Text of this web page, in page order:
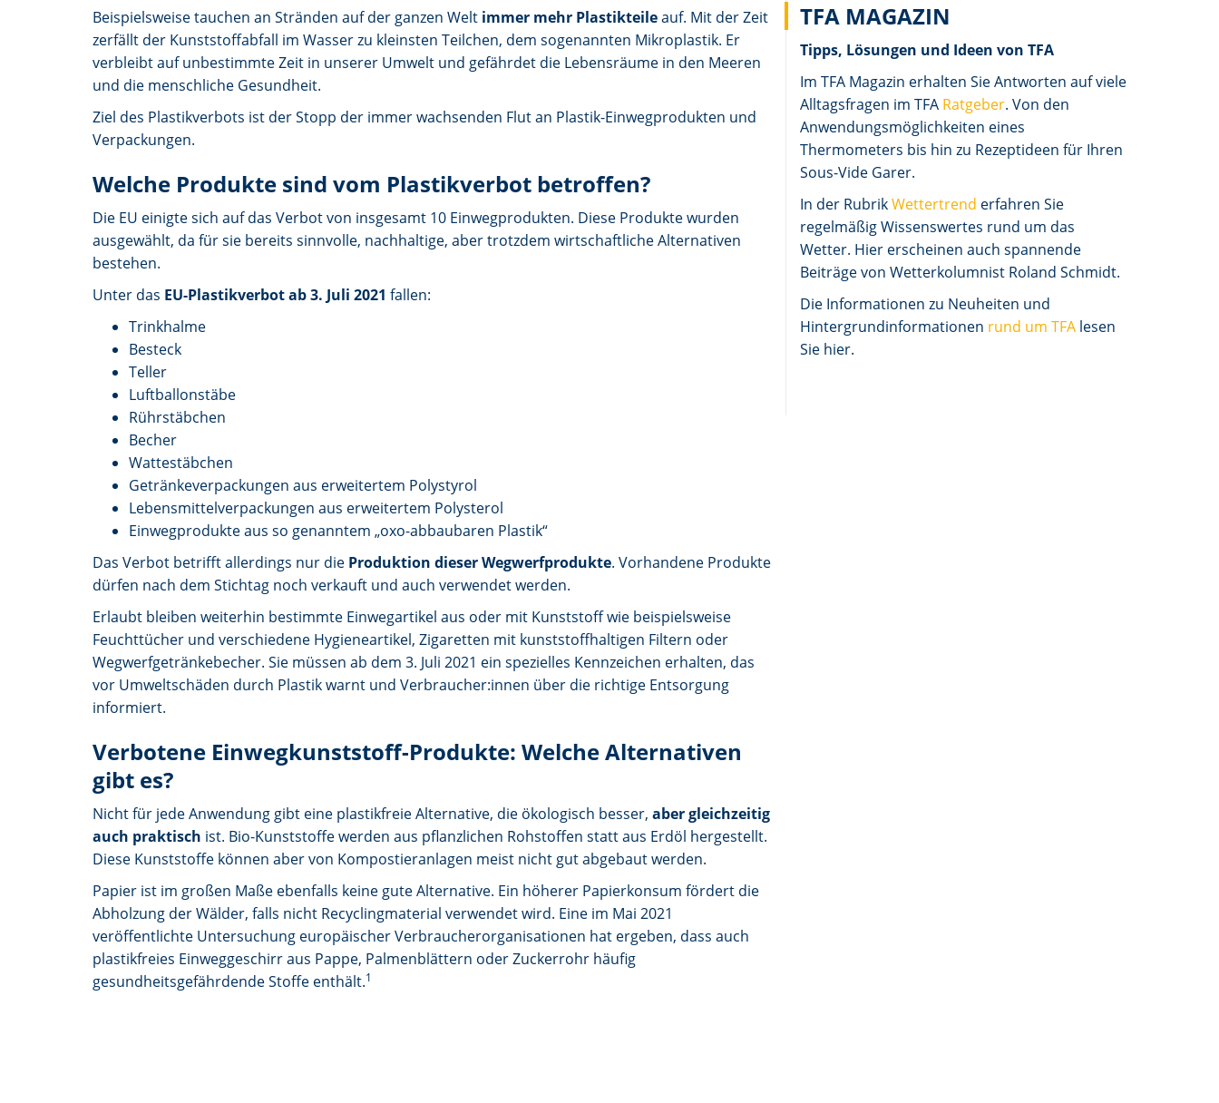
Beispielsweise tauchen an Stränden auf der ganzen Welt immer mehr Plastikteileauf. Mit der Zeit
zerfällt der Kunststoffabfall im Wasser zu kleinsten Teilchen, dem sogenannten Mikroplastik. Er
verbleibt auf unbestimmte Zeit in unserer Umwelt und gefährdet die Lebensräume in den Meeren
und die menschliche Gesundheit.
Ziel des Plastikverbots ist der Stopp der immer wachsenden Flut an Plastik-Einwegprodukten und
Verpackungen.
Welche Produkte sind vom Plastikverbot betroffen?
Die EU einigte sich auf das Verbot von insgesamt 10 Einwegprodukten. Diese Produkte wurden
ausgewählt, da für sie bereits sinnvolle, nachhaltige, aber trotzdem wirtschaftliche Alternativen
bestehen.
Unter das EU-Plastikverbot ab 3. Juli 2021 fallen:
Trinkhalme
Besteck
Teller
Luftballonstäbe
Rührstäbchen
Becher
Wattestäbchen
Getränkeverpackungen aus erweitertem Polystyrol
Lebensmittelverpackungen aus erweitertem Polysterol
Einwegprodukte aus so genanntem „oxo-abbaubaren Plastik“
Das Verbot betrifft allerdings nur die Produktion dieser Wegwerfprodukte. Vorhandene Produkte
dürfen nach dem Stichtag noch verkauft und auch verwendet werden.
Erlaubt bleiben weiterhin bestimmte Einwegartikel aus oder mit Kunststoff wie beispielsweise
Feuchttücher und verschiedene Hygieneartikel, Zigaretten mit kunststoffhaltigen Filtern oder
Wegwerfgetränkebecher. Sie müssen ab dem 3. Juli 2021 ein spezielles Kennzeichen erhalten, das
vor Umweltschäden durch Plastik warnt und Verbraucher:innen über die richtige Entsorgung
informiert.
Verbotene Einwegkunststoff-Produkte: Welche Alternativen
gibt es?
Nicht für jede Anwendung gibt eine plastikfreie Alternative, die ökologisch besser, aber gleichzeitig
auch praktisch ist. Bio-Kunststoffe werden aus pflanzlichen Rohstoffen statt aus Erdöl hergestellt.
Diese Kunststoffe können aber von Kompostieranlagen meist nicht gut abgebaut werden.
Papier ist im großen Maße ebenfalls keine gute Alternative. Ein höherer Papierkonsum fördert die
Abholzung der Wälder, falls nicht Recyclingmaterial verwendet wird. Eine im Mai 2021
veröffentlichte Untersuchung europäischer Verbraucherorganisationen hat ergeben, dass auch
plastikfreies Einweggeschirr aus Pappe, Palmenblättern oder Zuckerrohr häufig
gesundheitsgefährdende Stoffe enthält.1
TFA MAGAZIN
Tipps, Lösungen und Ideen von TFA
Im TFA Magazin erhalten Sie Antworten auf viele
Alltagsfragen im TFA Ratgeber. Von den
Anwendungsmöglichkeiten eines
Thermometers bis hin zu Rezeptideen für Ihren
Sous-Vide Garer.
In der RubrikWettertrend erfahren Sie
regelmäßig Wissenswertes rund um das
Wetter. Hier erscheinen auch spannende
Beiträge von Wetterkolumnist Roland Schmidt.
Die Informationen zu Neuheiten und
Hintergrundinformationen rund um TFA lesen
Sie hier.